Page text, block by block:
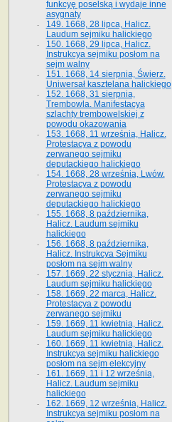
funkcyę poselską i wydaje inne
asygnaty
149. 1668, 28 lipca, Halicz.
Laudum sejmiku halickiego
150. 1668, 29 lipca, Halicz.
Instrukcya sejmiku posłom na
sejm walny
151. 1668, 14 sierpnia, Świerz.
Uniwersał kasztelana halickiego
152. 1668, 31 sierpnia,
Trembowla. Manifestacya
szlachty trembowelskiej z
powodu okazowania
153. 1668, 11 września, Halicz.
Protestacya z powodu
zerwanego sejmiku
deputackiego halickiego
154. 1668, 28 września, Lwów.
Protestacya z powodu
zerwanego sejmiku
deputackiego halickiego
155. 1668, 8 października,
Halicz. Laudum sejmiku
halickiego
156. 1668, 8 października,
Halicz. Instrukcya Sejmiku
posłom na sejm walny
157. 1669, 22 stycznia, Halicz.
Laudum sejmiku halickiego
158. 1669, 22 marca, Halicz.
Protestacya z powodu
zerwanego sejmiku
159. 1669, 11 kwietnia, Halicz.
Laudum sejmiku halickiego
160. 1669, 11 kwietnia, Halicz.
Instrukcya sejmiku halickiego
posłom na sejm elekcyjny
161. 1669, 11 i 12 września,
Halicz. Laudum sejmiku
halickiego
162. 1669, 12 września, Halicz.
Instrukcya sejmiku posłom na